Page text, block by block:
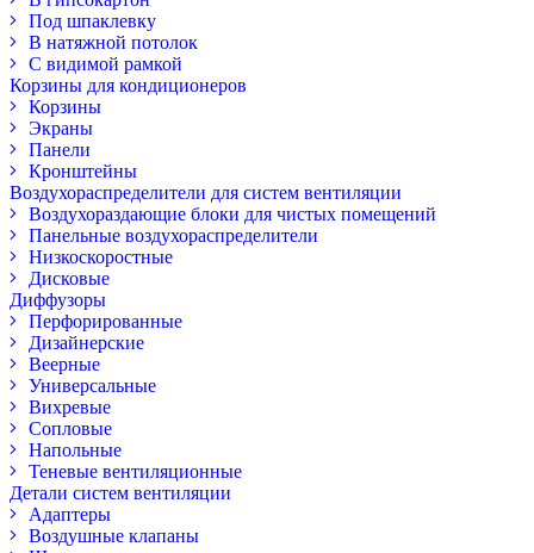
Под шпаклевку
В натяжной потолок
С видимой рамкой
Корзины для кондиционеров
Корзины
Экраны
Панели
Кронштейны
Воздухораспределители для систем вентиляции
Воздухораздающие блоки для чистых помещений
Панельные воздухораспределители
Низкоскоростные
Дисковые
Диффузоры
Перфорированные
Дизайнерские
Веерные
Универсальные
Вихревые
Сопловые
Напольные
Теневые вентиляционные
Детали систем вентиляции
Адаптеры
Воздушные клапаны